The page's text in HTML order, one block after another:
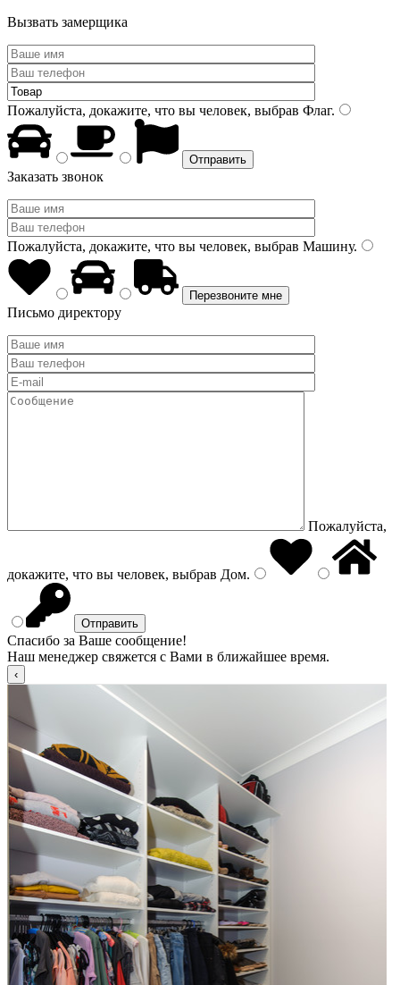
Вызвать замерщика
Пожалуйста, докажите, что вы человек, выбрав Флаг.
Заказать звонок
Пожалуйста, докажите, что вы человек, выбрав Машину.
Письмо директору
Пожалуйста,
докажите, что вы человек, выбрав Дом.
Спасибо за Ваше сообщение!
Наш менеджер свяжется с Вами в ближайшее время.